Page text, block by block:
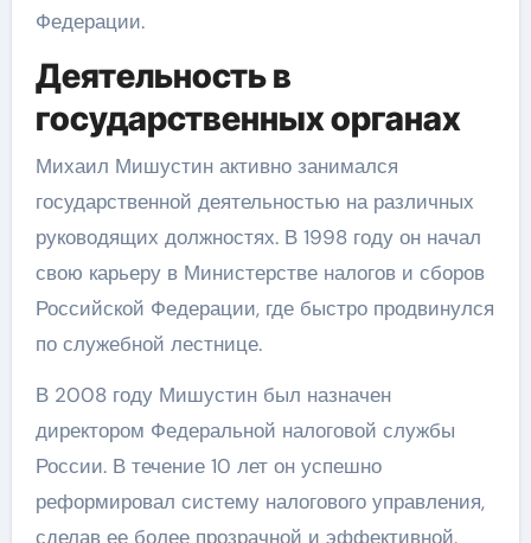
Федерации.
Деятельность в
государственных органах
Михаил Мишустин активно занимался
государственной деятельностью на различных
руководящих должностях. В 1998 году он начал
свою карьеру в Министерстве налогов и сборов
Российской Федерации, где быстро продвинулся
по служебной лестнице.
В 2008 году Мишустин был назначен
директором Федеральной налоговой службы
России. В течение 10 лет он успешно
реформировал систему налогового управления,
сделав ее более прозрачной и эффективной.